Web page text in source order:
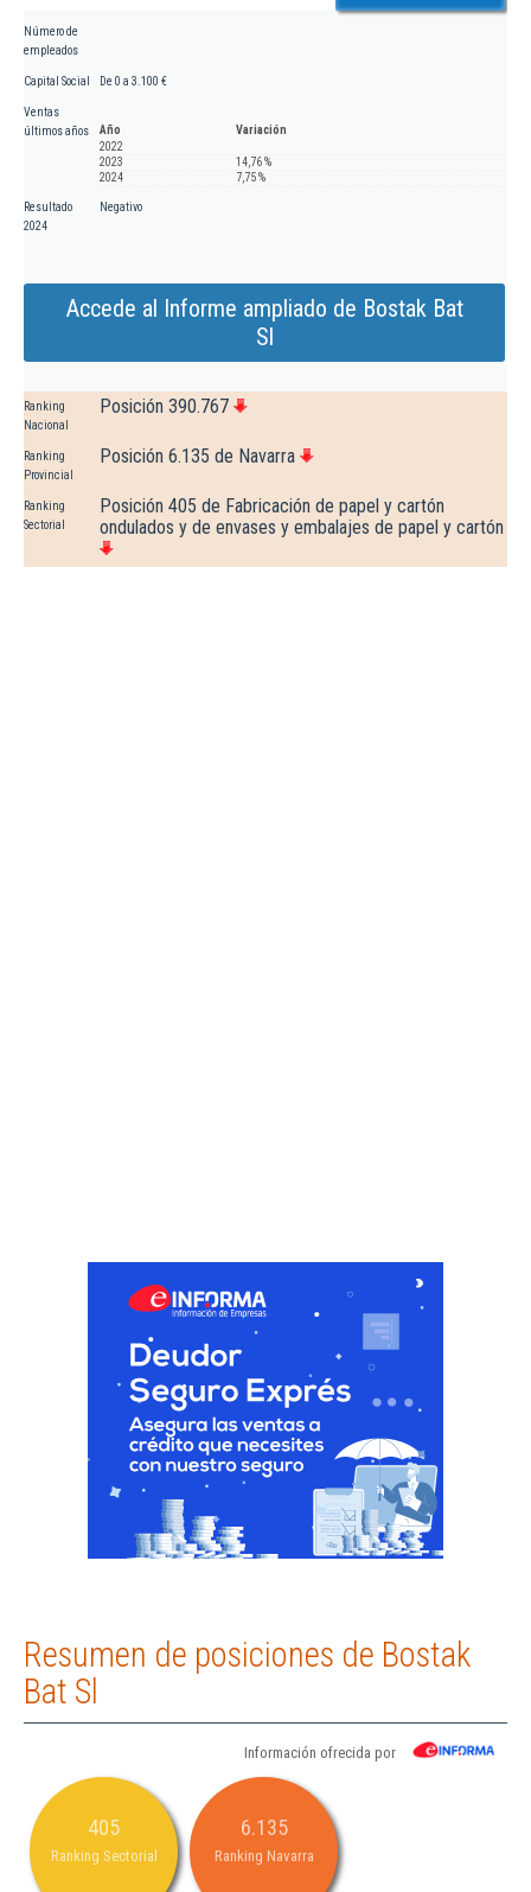
Número de
empleados
Capital Social De 0 a 3.100 €
Ventas
últimos años
Año
Variación
2022
2023
14,76 %
2024
7,75 %
Resultado
2024
Negativo
Accede al Informe ampliado de Bostak Bat
Sl
Ranking
Nacional
Posición 390.767
Ranking
Provincial
Posición 6.135 de Navarra
Ranking
Sectorial
Posición 405 de Fabricación de papel y cartón
ondulados y de envases y embalajes de papel y cartón
Resumen de posiciones de Bostak
Bat Sl
Información ofrecida por
405
Ranking Sectorial
6.135
Ranking Navarra